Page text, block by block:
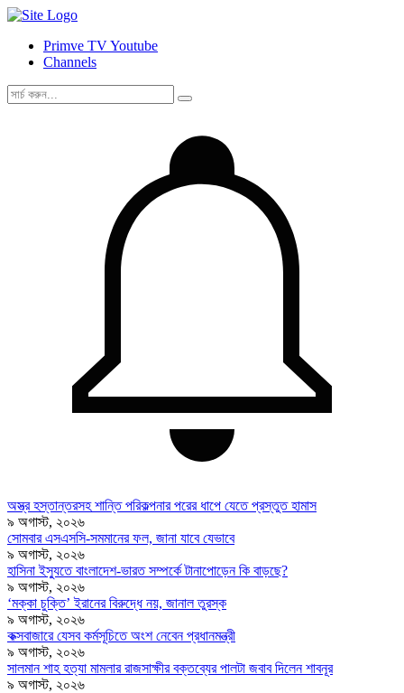
Primve TV Youtube
Channels
অস্ত্র হস্তান্তরসহ শান্তি পরিকল্পনার পরের ধাপে যেতে প্রস্তুত হামাস
৯ অগাস্ট, ২০২৬
সোমবার এসএসসি-সমমানের ফল, জানা যাবে যেভাবে
৯ অগাস্ট, ২০২৬
হাসিনা ইস্যুতে বাংলাদেশ-ভারত সম্পর্কে টানাপোড়েন কি বাড়ছে?
৯ অগাস্ট, ২০২৬
‘মক্কা চুক্তি’ ইরানের বিরুদ্ধে নয়, জানাল তুরস্ক
৯ অগাস্ট, ২০২৬
কক্সবাজারে যেসব কর্মসূচিতে অংশ নেবেন প্রধানমন্ত্রী
৯ অগাস্ট, ২০২৬
সালমান শাহ হত্যা মামলার রাজসাক্ষীর বক্তব্যের পালটা জবাব দিলেন শাবনূর
৯ অগাস্ট, ২০২৬